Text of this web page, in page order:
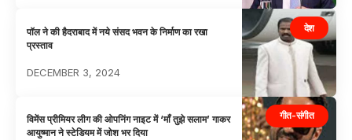
देश
पॉल ने की हैदराबाद में नये संसद भवन के निर्माण का रखा
प्रस्ताव
DECEMBER 3, 2024
गीत-संगीत
विमेंस प्रीमियर लीग की ओपनिंग नाइट में ‘माँ तुझे सलाम’ गाकर
आयुष्मान ने स्टेडियम में जोश भर दिया